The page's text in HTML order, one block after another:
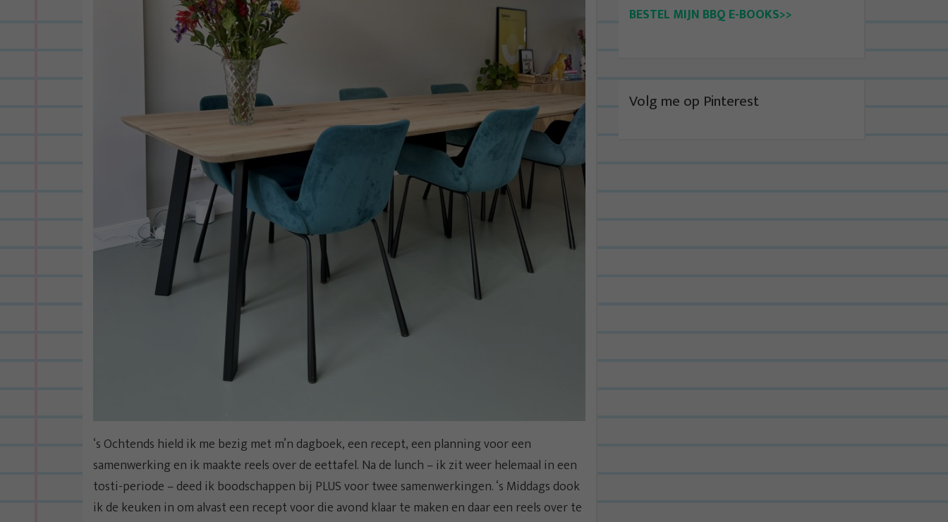
‘s Ochtends hield ik me bezig met m’n dagboek, een recept, een planning voor een
samenwerking en ik maakte reels over de eettafel. Na de lunch – ik zit weer helemaal in een
tosti-periode – deed ik boodschappen bij PLUS voor twee samenwerkingen. ‘s Middags dook
ik de keuken in om alvast een recept voor die avond klaar te maken en daar een reels over te
BESTEL MIJN BBQ E-BOOKS>>
Volg me op Pinterest